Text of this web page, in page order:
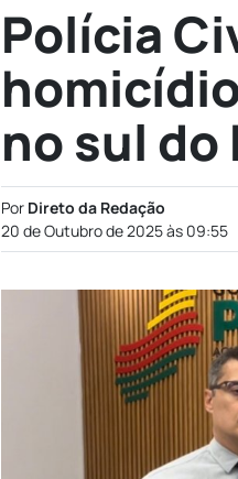
Polícia
no sul do
Por Direto da Redação
20 de Outubro de 2025 às 09:55